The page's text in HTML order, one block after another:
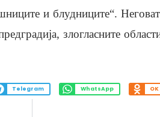
и блудниците“.
злогласните
Telegram WhatsApp OK